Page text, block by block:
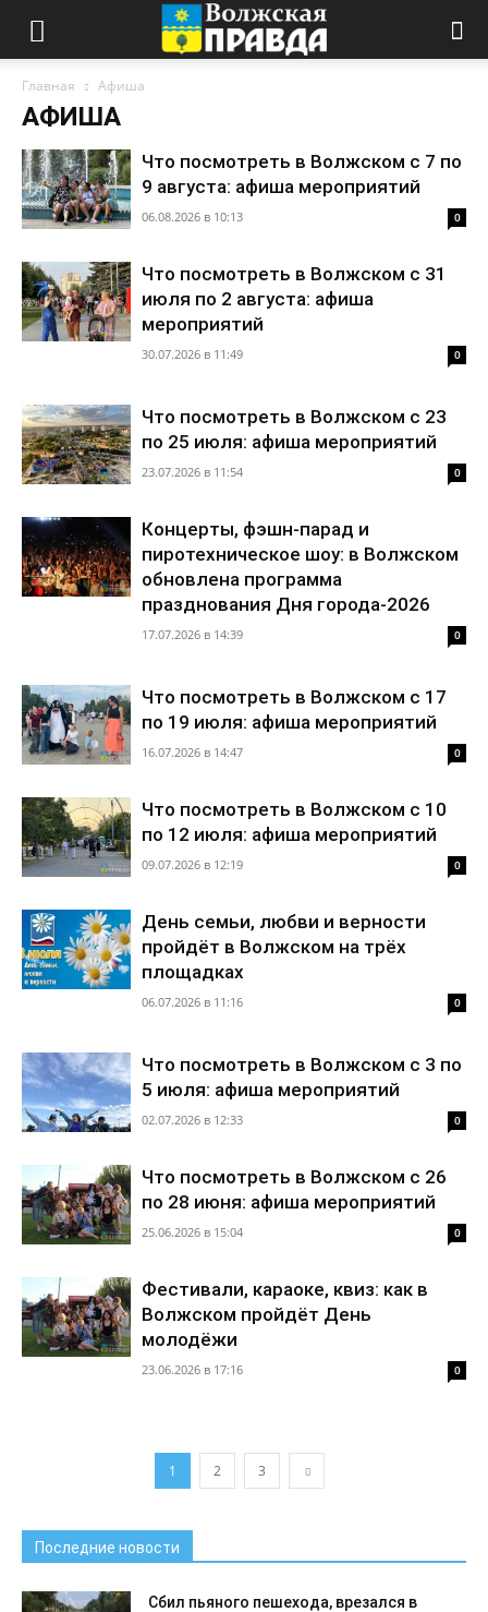
Главная Афиша
АФИША
Что посмотреть в Волжском с 7 по
9 августа: афиша мероприятий
06.08.2026 в 10:13 0
Что посмотреть в Волжском с 31
июля по 2 августа: афиша
мероприятий
30.07.2026 в 11:49 0
Что посмотреть в Волжском с 23
по 25 июля: афиша мероприятий
23.07.2026 в 11:54 0
Концерты, фэшн-парад и
пиротехническое шоу: в Волжском
обновлена программа
празднования Дня города-2026
17.07.2026 в 14:39 0
Что посмотреть в Волжском с 17
по 19 июля: афиша мероприятий
16.07.2026 в 14:47 0
Что посмотреть в Волжском с 10
по 12 июля: афиша мероприятий
09.07.2026 в 12:19 0
День семьи, любви и верности
пройдёт в Волжском на трёх
площадках
06.07.2026 в 11:16 0
Что посмотреть в Волжском с 3 по
5 июля: афиша мероприятий
02.07.2026 в 12:33 0
Что посмотреть в Волжском с 26
по 28 июня: афиша мероприятий
25.06.2026 в 15:04 0
Фестивали, караоке, квиз: как в
Волжском пройдёт День
молодёжи
23.06.2026 в 17:16 0
1 2 3
Последние новости
Сбил пьяного пешехода, врезался в